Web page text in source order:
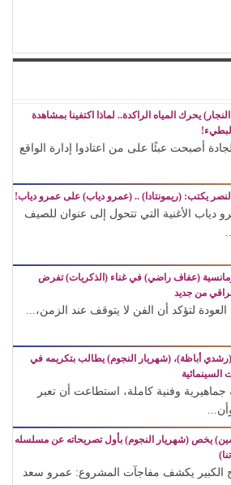
يحرك المياه الراكدة.. لماذا اكتفينا بمشاهدة
الجادة أصبحت عبئًا على من اعتادوا إدارة الواقع
يكتب: (ريمونتادا) .. (عمرو دياب) على عمرو دياب!
دياب الأغنية التي تتحول إلى عنوان للصيف
(عفاف راضي) في غناء (الذكريات) تفرض
من جديد
العودة لتؤكد أن الفن لا يتوقف عند الزمن،...
أباظة)، (شهريار النجوم) يطالب بتكريمه في
السينمائية
جماهيرية وفنية كاملة، استطاعت أن تعبر
يخص (شهريار النجوم) بأول تصريحاته عن مسلسله
الكبير يكشف مفاجآت المشروع: عمرو سعد